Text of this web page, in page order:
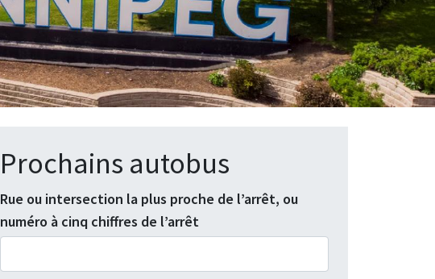
Prochains autobus
Rue ou intersection la plus proche de l’arrêt, ou
numéro à cinq chiffres de l’arrêt